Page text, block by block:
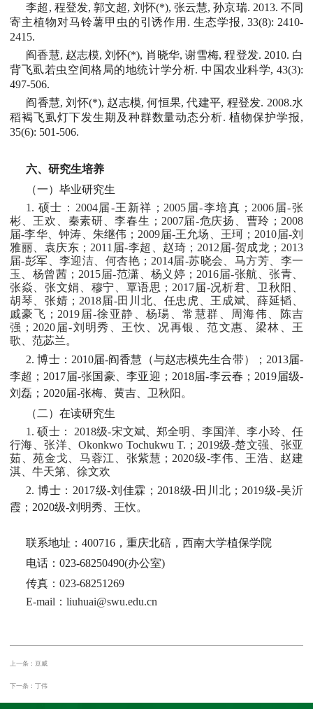
李超, 程登发, 郭文超, 刘怀(*), 张云慧, 孙京瑞. 2013. 不同
寄主植物对马铃薯甲虫的引诱作用. 生态学报, 33(8): 2410-
2415.
阎香慧, 赵志模, 刘怀(*), 肖晓华, 谢雪梅, 程登发. 2010. 白
背飞虱若虫空间格局的地统计学分析. 中国农业科学, 43(3):
497-506.
阎香慧, 刘怀(*), 赵志模, 何恒果, 代建平, 程登发. 2008.水
稻褐飞虱灯下发生期及种群数量动态分析. 植物保护学报,
35(6): 501-506.
六、研究生培养
（一）毕业研究生
1. 硕士：2004届-王新祥；2005届-李培真；2006届-张
彬、王欢、秦素研、李春生；2007届-危庆扬、曹玲；2008
届-李华、钟涛、朱继伟；2009届-王允场、王珂；2010届-刘
雅丽、袁庆东；2011届-李超、赵琦；2012届-贺成龙；2013
届-彭军、李迎洁、何杏艳；2014届-苏晓会、马方芳、李一
玉、杨曾茜；2015届-范潇、杨义婷；2016届-张航、张青、
张焱、张文娟、穆宁、覃语思；2017届-况析君、卫秋阳、
胡琴、张婧；2018届-田川北、任忠虎、王成斌、薛延韬、
戚豪飞；2019届-徐亚静、杨瑒、常慧群、周海伟、陈吉
强；2020届-刘明秀、王忺、况再银、范文惠、梁林、王
歌、范苾兰。
2. 博士：2010届-阎香慧（与赵志模先生合带）；2013届-
李超；2017届-张国豪、李亚迎；2018届-李云春；2019届级-
刘磊；2020届-张梅、黄吉、卫秋阳。
（二）在读研究生
1. 硕士： 2018级-宋文斌、郑全明、李国洋、李小玲、任
行海、张洋、Okonkwo Tochukwu T.；2019级-楚文强、张亚
茹、苑金戈、马蓉江、张紫慧；2020级-李伟、王浩、赵建
淇、牛天第、徐文欢
2. 博士：2017级-刘佳霖；2018级-田川北；2019级-吴沂
霞；2020级-刘明秀、王忺。
联系地址：400716，重庆北碚，西南大学植保学院
电话：023-68250490(办公室)
传真：023-68251269
E-mail：liuhuai@swu.edu.cn
上一条：豆威
下一条：丁伟